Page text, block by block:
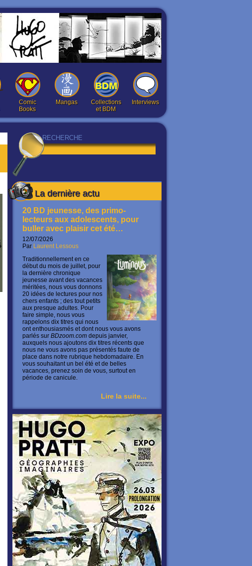
Comic
Books
Mangas
Collections
et BDM
Interviews
La dernière actu
20 BD jeunesse, des primo-
lecteurs aux adolescents, pour
buller avec plaisir cet été…
12/07/2026
Par Laurent Lessous
Traditionnellement en ce
début du mois de juillet, pour
la dernière chronique
jeunesse avant des vacances
méritées, nous vous donnons
20 idées de lectures pour nos
chers enfants ; des tout petits
aux presque adultes. Pour
faire simple, nous vous
rappelons dix titres qui nous
ont enthousiasmés et dont nous vous avons
parlés sur BDzoom.com depuis janvier,
auxquels nous ajoutons dix titres récents que
nous ne vous avons pas présentés faute de
place dans notre rubrique hebdomadaire. En
vous souhaitant un bel été et de belles
vacances, prenez soin de vous, surtout en
période de canicule.
Lire la suite...